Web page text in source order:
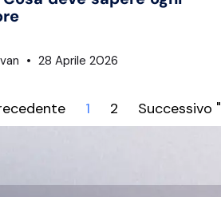
28 Aprile 2026
1 2 Successivo "